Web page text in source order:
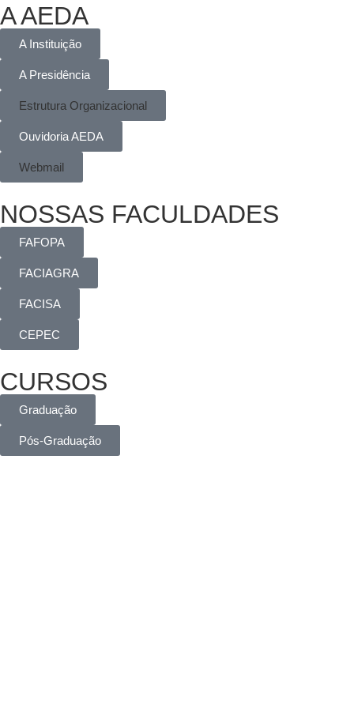
A AEDA
A Instituição
A Presidência
Estrutura Organizacional
Ouvidoria AEDA
Webmail
NOSSAS FACULDADES
FAFOPA
FACIAGRA
FACISA
CEPEC
CURSOS
Graduação
Pós-Graduação